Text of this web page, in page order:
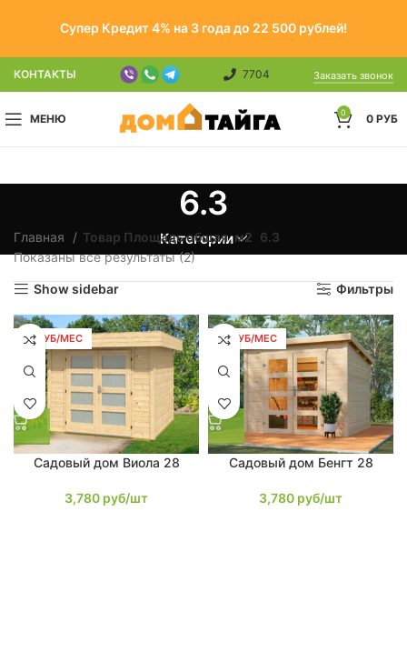
Супер Кредит 4% на 3 года до 22 500 рублей!
КОНТАКТЫ 7704 Заказать звонок
МЕНЮ 0 0 РУБ
6.3
Категории
Главная Товар Площадь общая, м2 6.3
Показаны все результаты (2)
Show sidebar Фильтры
72 РУБ/МЕС
Садовый дом Виола 28
3,780 руб/шт
72 РУБ/МЕС
Садовый дом Бенгт 28
3,780 руб/шт